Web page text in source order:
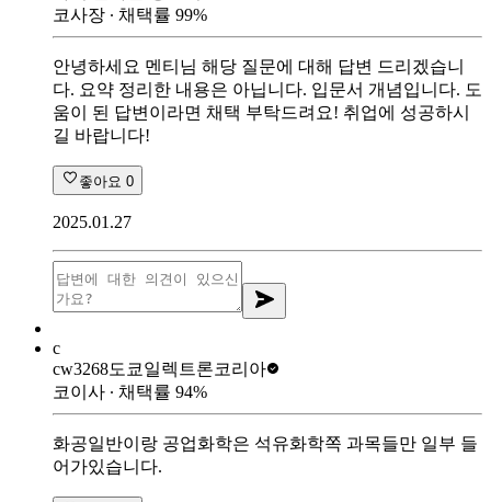
코사장 ∙ 채택률 99%
안녕하세요 멘티님 해당 질문에 대해 답변 드리겠습니
다. 요약 정리한 내용은 아닙니다. 입문서 개념입니다. 도
움이 된 답변이라면 채택 부탁드려요! 취업에 성공하시
길 바랍니다!
좋아요 0
2025.01.27
c
cw3268도쿄일렉트론코리아
코이사 ∙ 채택률 94%
화공일반이랑 공업화학은 석유화학쪽 과목들만 일부 들
어가있습니다.